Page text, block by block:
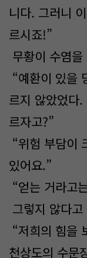
니다. 그러니
르시죠!”
무황이 수염
“예환이 있을
르지 않았었다
르자고?”
“위험 부담이
있어요.”
“얻는 거라고
그렇지 않다
“저희의 힘을
천상도의 수문